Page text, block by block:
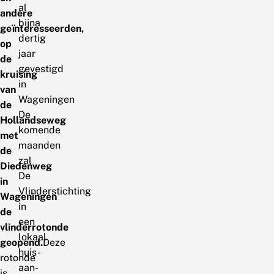
andere
geïnteresseerden,
op
de
kruising
van
de
Hollandseweg
met
de
Diedenweg
in
Wageningen
de
vlinderrotonde
geopend.Deze
rotonde
al
bijna
dertig
jaar
gevestigd
in
Wageningen
De
komende
maanden
zal
De
Vlinderstichting
in
een
lokaal
huis-
aan-